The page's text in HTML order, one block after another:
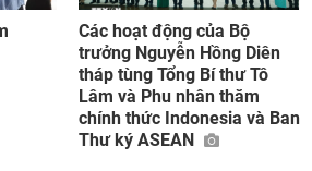
Các hoạt động của Bộ
trưởng Nguyễn Hồng Diên
tháp tùng Tổng Bí thư Tô
Lâm và Phu nhân thăm
chính thức Indonesia và Ban
Thư ký ASEAN